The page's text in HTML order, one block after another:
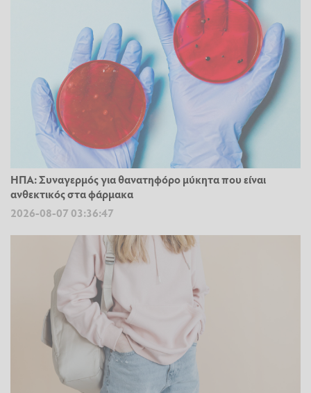
ΗΠΑ: Συναγερμός για θανατηφόρο μύκητα που είναι
ανθεκτικός στα φάρμακα
2026-08-07 03:36:47